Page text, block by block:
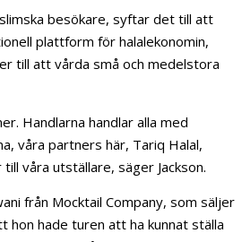
besökare, syftar det till att
plattform för halalekonomin,
till att vårda små och medelstora
Handlarna handlar alla med
våra partners här, Tariq Halal,
våra utställare, säger Jackson.
från Mocktail Company, som säljer
hon hade turen att ha kunnat ställa